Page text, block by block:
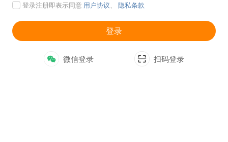
登录注册即表示同意 用户协议、 隐私条款
登录
微信登录 扫码登录